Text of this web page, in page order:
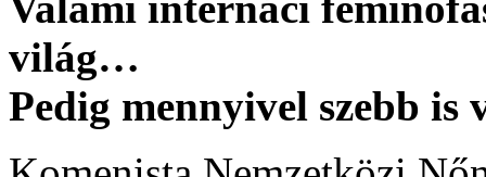
világ…
Pedig mennyivel szebb